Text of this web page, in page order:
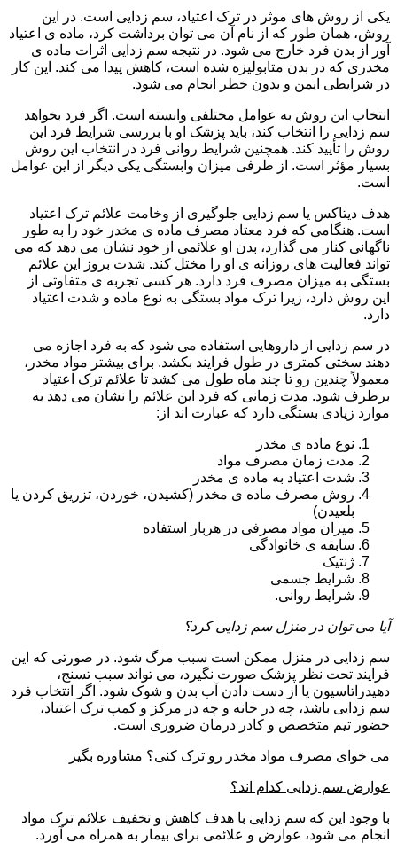
یکی از روش های موثر در ترک اعتیاد، سم زدایی است. در این
روش، همان طور که از نام آن می توان برداشت کرد، ماده ی اعتیاد
آور از بدن فرد خارج می شود. در نتیجه سم زدایی اثرات ماده ی
مخدری که در بدن متابولیزه شده است، کاهش پیدا می کند. این کار
در شرایطی ایمن و بدون خطر انجام می شود.
انتخاب این روش به عوامل مختلفی وابسته است. اگر فرد بخواهد
سم زدایی را انتخاب کند، باید پزشک او با بررسی شرایط فرد این
روش را تأیید کند. همچنین شرایط روانی فرد در انتخاب این روش
بسیار مؤثر است. از طرفی میزان وابستگی یکی دیگر از این عوامل
است.
هدف دیتاکس یا سم زدایی جلوگیری از وخامت علائم ترک اعتیاد
است. هنگامی که فرد معتاد مصرف ماده ی مخدر خود را به طور
ناگهانی کنار می گذارد، بدن او علائمی از خود نشان می دهد که می
تواند فعالیت های روزانه ی او را مختل کند. شدت بروز این علائم
بستگی به میزان مصرف فرد دارد. هر کسی تجربه ی متفاوتی از
این روش دارد، زیرا ترک مواد بستگی به نوع ماده و شدت اعتیاد
دارد.
در سم زدایی از داروهایی استفاده می شود که به فرد اجازه می
دهند سختی کمتری در طول فرایند بکشد. برای بیشتر مواد مخدر،
معمولاً چندین رو تا چند ماه طول می کشد تا علائم ترک اعتیاد
برطرف شود. مدت زمانی که فرد این علائم را نشان می دهد به
موارد زیادی بستگی دارد که عبارت اند از:
نوع ماده ی مخدر
مدت زمان مصرف مواد
شدت اعتیاد به ماده ی مخدر
روش مصرف ماده ی مخدر (کشیدن، خوردن، تزریق کردن یا
بلعیدن)
میزان مواد مصرفی در هربار استفاده
سابقه ی خانوادگی
ژنتیک
شرایط جسمی
شرایط روانی.
آیا می توان در منزل سم زدایی کرد؟
سم زدایی در منزل ممکن است سبب مرگ شود. در صورتی که این
فرایند تحت نظر پزشک صورت نگیرد، می تواند سبب تسنج،
دهیدراتاسیون یا از دست دادن آب بدن و شوک شود. اگر انتخاب فرد
سم زدایی باشد، چه در خانه و چه در مرکز و کمپ ترک اعتیاد،
حضور تیم متخصص و کادر درمان ضروری است.
می خوای مصرف مواد مخدر رو ترک کنی؟ مشاوره بگیر
عوارض سم زدایی کدام اند؟
با وجود این که سم زدایی با هدف کاهش و تخفیف علائم ترک مواد
انجام می شود، عوارض و علائمی برای بیمار به همراه می آورد.